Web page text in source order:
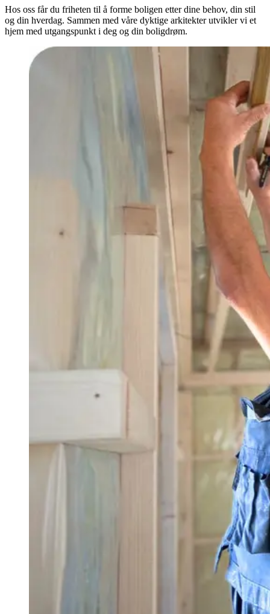
Hos oss får du friheten til å forme boligen etter dine behov, din stil
og din hverdag. Sammen med våre dyktige arkitekter utvikler vi et
hjem med utgangspunkt i deg og din boligdrøm.